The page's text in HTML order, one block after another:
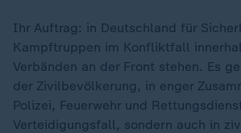
Ihr Auftrag: in Deutschland für
Kampftruppen im Konfliktfall
Verbänden an der Front stehen. Es
der Zivilbevölkerung, in enger
Polizei, Feuerwehr und
Verteidigungsfall, sondern auch in